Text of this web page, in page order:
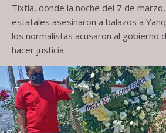
Tixtla, donde la noche del 7 de
estatales asesinaron a balazos a
los normalistas acusaron al gobierno
hacer justicia.